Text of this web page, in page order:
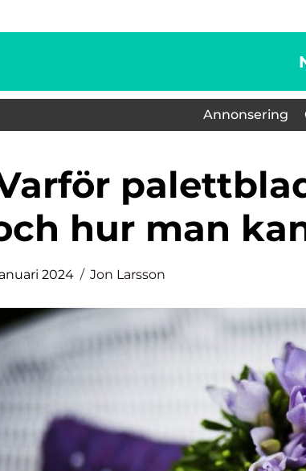
Annonsering
tappar färg
hur man
2024 Jon Larsson